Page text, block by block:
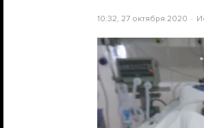
10:32, 27 октября 2020